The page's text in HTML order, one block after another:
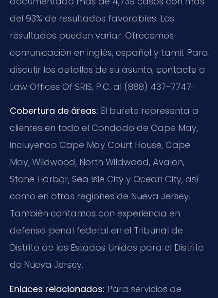
del 93% de resultados favorables. Los
resultados pueden variar. Ofrecemos
comunicación en inglés, español y tamil. Para
discutir los detalles de su asunto, contacte a
Law Offices Of SRIS, P.C. al (888) 437-7747.
Cobertura de áreas: El bufete representa a
clientes en todo el Condado de Cape May,
incluyendo Cape May Court House, Cape
May, Wildwood, North Wildwood, Avalon,
Stone Harbor, Sea Isle City y Ocean City, así
como en otras regiones de Nueva Jersey.
También contamos con experiencia en
defensa penal federal en el Tribunal de
Distrito de los Estados Unidos para el Distrito
de Nueva Jersey.
Enlaces relacionados: Para servicios de